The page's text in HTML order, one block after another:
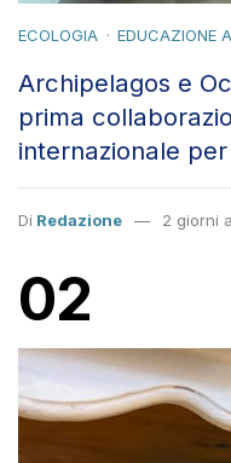
ECOLOGIA EDUCAZIONE
Archipelagos e
prima
internazionale
Di Redazione 2 giorni
02